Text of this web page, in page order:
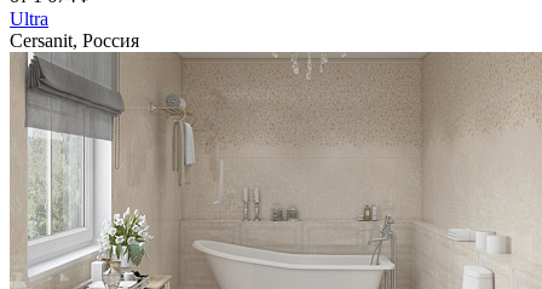
Ultra
Cersanit, Россия